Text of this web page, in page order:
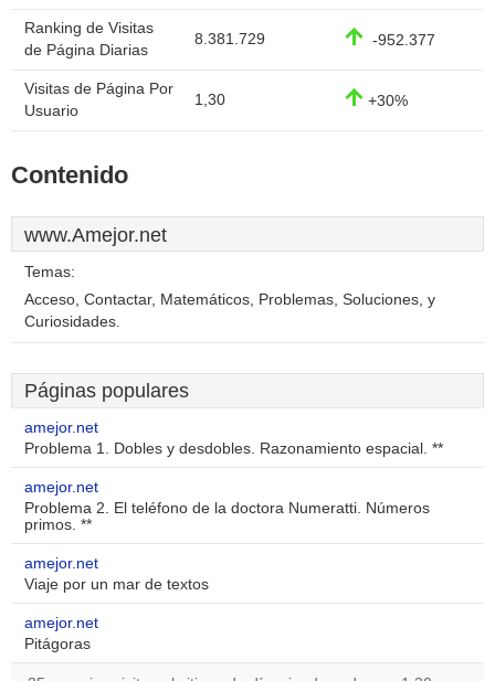
Ranking de Visitas
de Página Diarias
8.381.729 -952.377
Visitas de Página Por
Usuario
1,30 +30%
Contenido
www.Amejor.net
Temas:
Acceso, Contactar, Matemáticos, Problemas, Soluciones, y
Curiosidades.
Páginas populares
amejor.net
Problema 1. Dobles y desdobles. Razonamiento espacial. **
amejor.net
Problema 2. El teléfono de la doctora Numeratti. Números
primos. **
amejor.net
Viaje por un mar de textos
amejor.net
Pitágoras